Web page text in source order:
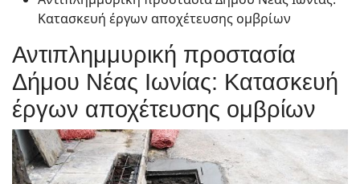
Κατασκευή έργων αποχέτευσης ομβρίων
Αντιπλημμυρική προστασία
Δήμου Νέας Ιωνίας: Κατασκευή
έργων αποχέτευσης ομβρίων